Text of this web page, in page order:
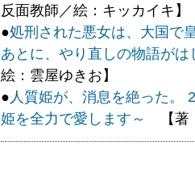
反面教師／絵：キッカイキ】
●処刑された悪女は、大国
あとに、やり直しの物語がは
絵：雲屋ゆきお】
●人質姫が、消息を絶った
姫を全力で愛します～
【著